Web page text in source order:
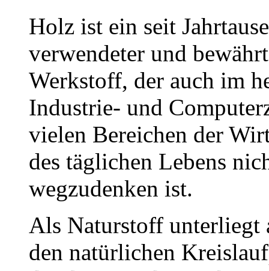
Holz ist ein seit
verwendeter und
Werkstoff, der auch im
Industrie- und
vielen Bereichen der
des täglichen Lebens
wegzudenken ist.
Als Naturstoff unterliegt
den natürlichen